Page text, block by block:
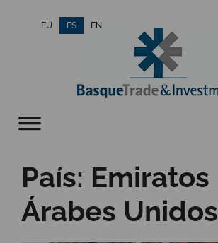
EU ES EN
País: Emiratos
Árabes Unidos